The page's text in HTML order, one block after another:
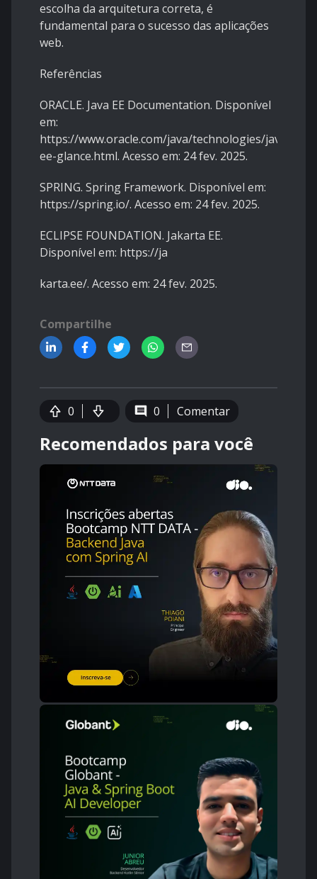
escolha da arquitetura correta, é
fundamental para o sucesso das aplicações
web.
Referências
ORACLE. Java EE Documentation. Disponível
em:
https://www.oracle.com/java/technologies/java-
ee-glance.html. Acesso em: 24 fev. 2025.
SPRING. Spring Framework. Disponível em:
https://spring.io/. Acesso em: 24 fev. 2025.
ECLIPSE FOUNDATION. Jakarta EE.
Disponível em: https://ja
karta.ee/. Acesso em: 24 fev. 2025.
Compartilhe
0 0 Comentar
Recomendados para você